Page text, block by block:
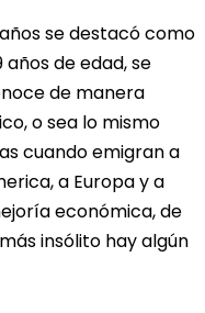
se destacó como
años de edad, se
de manera
o sea lo mismo
cuando emigran a
a Europa y a
económica, de
insólito hay algún